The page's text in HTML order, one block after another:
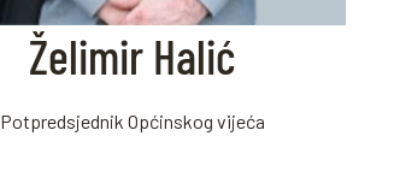
Želimir Halić
Potpredsjednik Općinskog vijeća